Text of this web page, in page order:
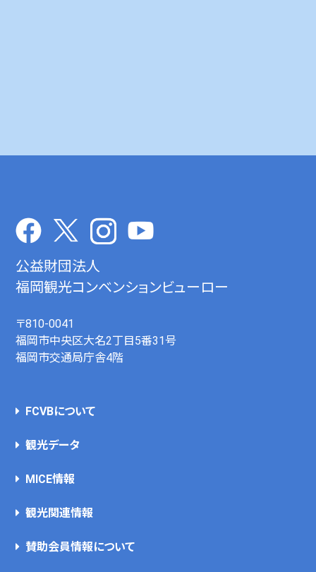
公益財団法人
福岡観光コンベンションビューロー
〒810-0041
福岡市中央区大名2丁目5番31号
福岡市交通局庁舎4階
FCVBについて
観光データ
MICE情報
観光関連情報
賛助会員情報について